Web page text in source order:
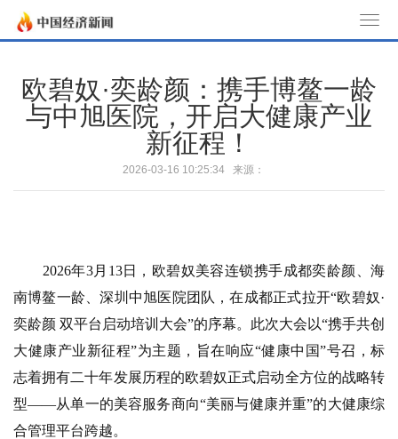
o
a
o
n
欧碧奴·奕龄颜：携手博鳌一龄
与中旭医院，开启大健康产业
新征程！
2026-03-16 10:25:34 来源：
​2026年3月13日，欧碧奴美容连锁携手成都奕龄颜、海
南博鳌一龄、深圳中旭医院团队，在成都正式拉开“欧碧奴·
奕龄颜 双平台启动培训大会”的序幕。此次大会以“携手共创
大健康产业新征程”为主题，旨在响应“健康中国”号召，标
志着拥有二十年发展历程的欧碧奴正式启动全方位的战略转
型——从单一的美容服务商向“美丽与健康并重”的大健康综
合管理平台跨越。